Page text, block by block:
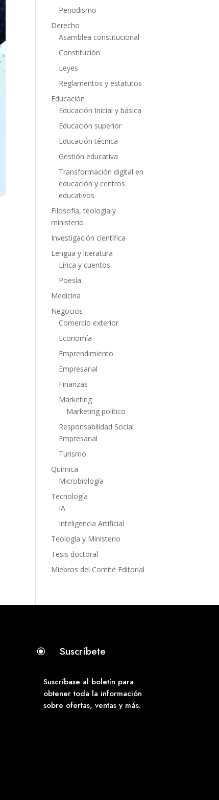
Periodismo
Derecho
Asamblea constitucional
Constitución
Leyes
Reglamentos y estatutos
Educación
Educación Inicial y básica
Educación superior
Educación técnica
Gestión educativa
Transformación digital en
educación y centros
educativos
Filosofía, teología y
ministerio
Investigación científica
Lengua y literatura
Lírica y cuentos
Poesía
Medicina
Negocios
Comercio exterior
Economía
Emprendimiento
Empresarial
Finanzas
Marketing
Marketing político
Responsabilidad Social
Empresarial
Turismo
Química
Microbiología
Tecnología
IA
Inteligencia Artificial
Teología y Ministerio
Tesis doctoral
Miebros del Comité Editorial
\ Suscríbete
Suscríbase al boletín para
obtener toda la información
sobre ofertas, ventas y más.